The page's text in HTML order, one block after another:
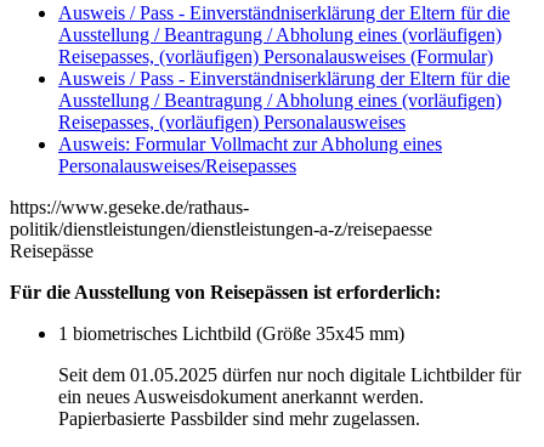
Ausweis / Pass - Einverständniserklärung der Eltern für die
Ausstellung / Beantragung / Abholung eines (vorläufigen)
Reisepasses, (vorläufigen) Personalausweises (Formular)
Ausweis / Pass - Einverständniserklärung der Eltern für die
Ausstellung / Beantragung / Abholung eines (vorläufigen)
Reisepasses, (vorläufigen) Personalausweises
Ausweis: Formular Vollmacht zur Abholung eines
Personalausweises/Reisepasses
https://www.geseke.de/rathaus-
politik/dienstleistungen/dienstleistungen-a-z/reisepaesse
Reisepässe
Für die Ausstellung von Reisepässen ist erforderlich:
1 biometrisches Lichtbild (Größe 35x45 mm)
Seit dem 01.05.2025 dürfen nur noch digitale Lichtbilder für
ein neues Ausweisdokument anerkannt werden.
Papierbasierte Passbilder sind mehr zugelassen.